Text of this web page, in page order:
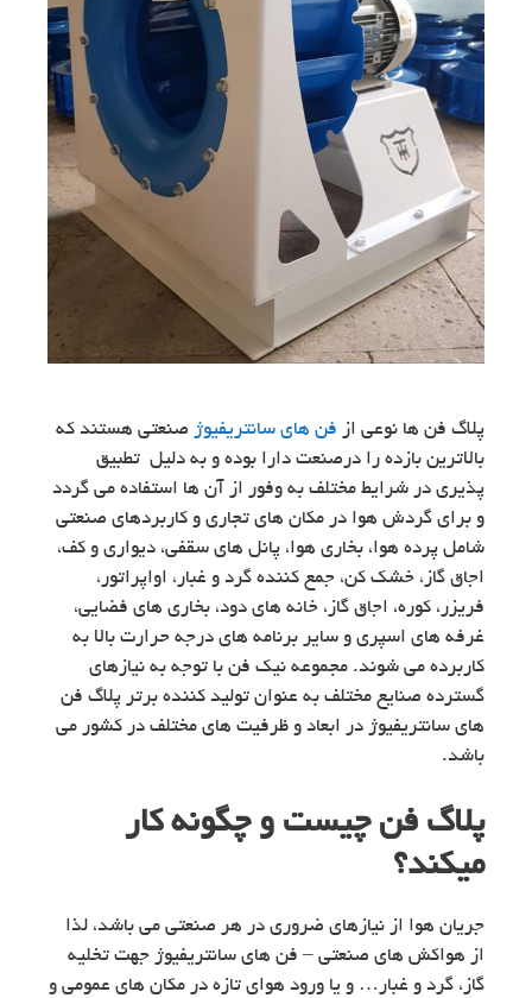
پلاگ فن ها نوعی از فن های سانتریفیوژ صنعتی هستند که
بالاترین بازده را درصنعت دارا بوده و به دلیل تطبیق
پذیری در شرایط مختلف به وفور از آن ها استفاده می گردد
و برای گردش هوا در مکان های تجاری و کاربردهای صنعتی
شامل پرده هوا، بخاری هوا، پانل های سقفی، دیواری و کف،
اجاق گاز، خشک کن، جمع کننده گرد و غبار، اواپراتور،
فریزر، کوره، اجاق گاز، خانه های دود، بخاری های فضایی،
غرفه های اسپری و سایر برنامه های درجه حرارت بالا به
کاربرده می شوند. مجموعه نیک فن با توجه به نیازهای
گسترده صنایع مختلف به عنوان تولید کننده برتر پلاگ فن
های سانتریفیوژ در ابعاد و ظرفیت های مختلف در کشور می
باشد.
پلاگ فن چیست و چگونه کار
میکند؟
جریان هوا از نیازهای ضروری در هر صنعتی می باشد، لذا
از هواکش های صنعتی – فن های سانتریفیوژ جهت تخلیه
گاز، گرد و غبار… و یا ورود هوای تازه در مکان های عمومی و